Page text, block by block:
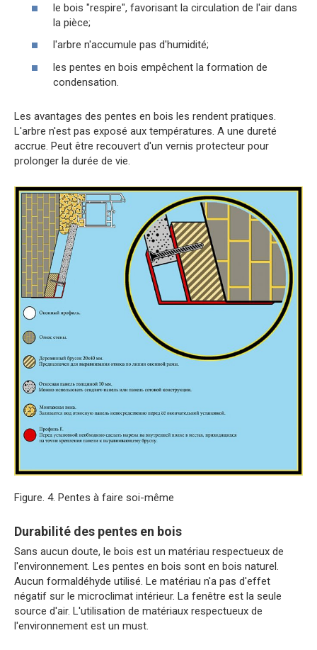
le bois "respire", favorisant la circulation de l'air dans
la pièce;
l'arbre n'accumule pas d'humidité;
les pentes en bois empêchent la formation de
condensation.
Les avantages des pentes en bois les rendent pratiques.
L'arbre n'est pas exposé aux températures. A une dureté
accrue. Peut être recouvert d'un vernis protecteur pour
prolonger la durée de vie.
Figure. 4. Pentes à faire soi-même
Durabilité des pentes en bois
Sans aucun doute, le bois est un matériau respectueux de
l'environnement. Les pentes en bois sont en bois naturel.
Aucun formaldéhyde utilisé. Le matériau n'a pas d'effet
négatif sur le microclimat intérieur. La fenêtre est la seule
source d'air. L'utilisation de matériaux respectueux de
l'environnement est un must.